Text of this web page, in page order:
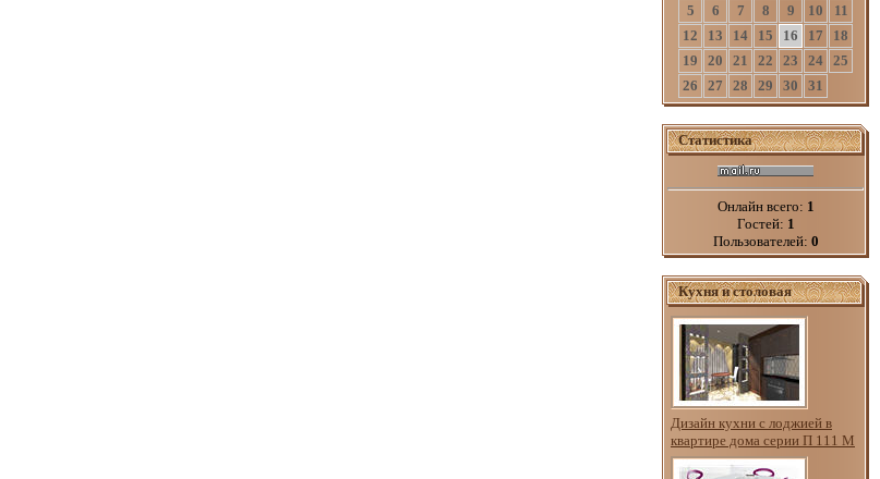
5
6 7 8 9 10
11
12
13 14 15 16 17
18
19
20 21 22 23 24
25
26
27 28 29 30 31
Статистика
Онлайн всего: 1
Гостей: 1
Пользователей: 0
Кухня и столовая
Дизайн кухни с лоджией в
квартире дома серии П 111 М